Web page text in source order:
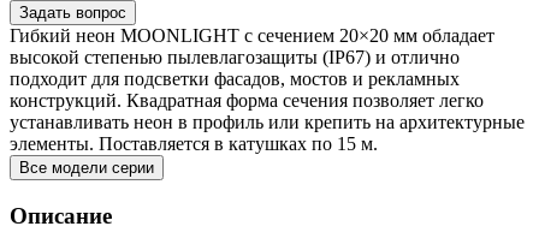
Задать вопрос
Гибкий неон MOONLIGHT с сечением 20×20 мм обладает
высокой степенью пылевлагозащиты (IP67) и отлично
подходит для подсветки фасадов, мостов и рекламных
конструкций. Квадратная форма сечения позволяет легко
устанавливать неон в профиль или крепить на архитектурные
элементы. Поставляется в катушках по 15 м.
Все модели серии
Описание